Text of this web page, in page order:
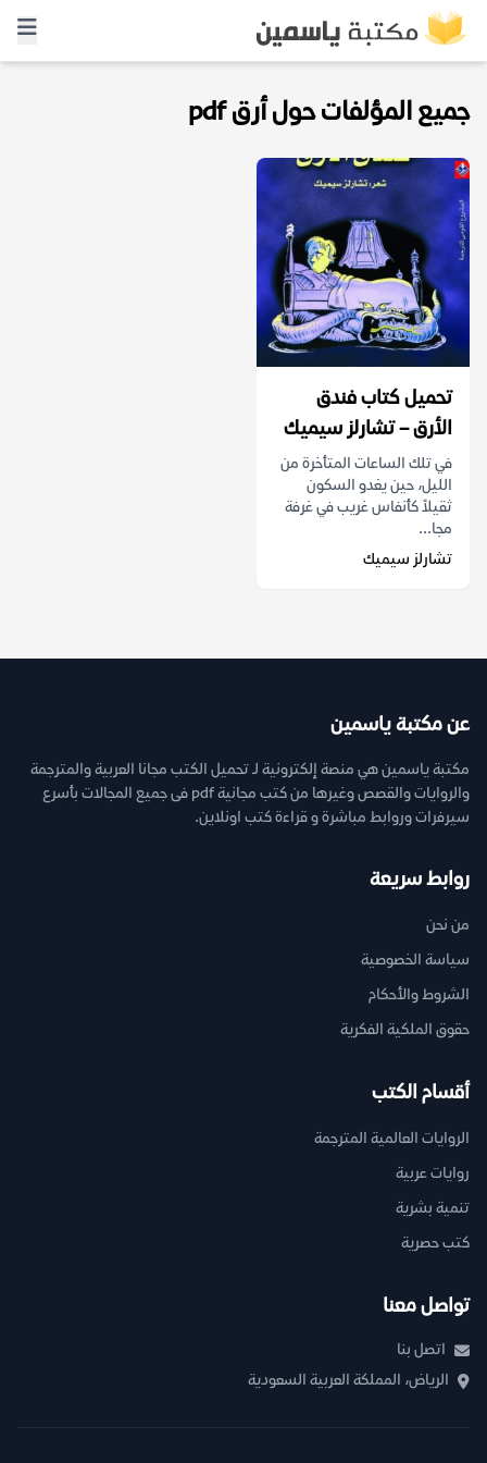
جميع المؤلفات حول أرق pdf
تحميل كتاب فندق
الأرق – تشارلز سيميك
في تلك الساعات المتأخرة من
الليل، حين يغدو السكون
ثقيلاً كأنفاس غريب في غرفة
مجا...
تشارلز سيميك
عن مكتبة ياسمين
مكتبة ياسمين هي منصة إلكترونية لـ تحميل الكتب مجانا العربية والمترجمة
والروايات والقصص وغيرها من كتب مجانية pdf فى جميع المجالات بأسرع
سيرفرات وروابط مباشرة و قراءة كتب اونلاين.
روابط سريعة
من نحن
سياسة الخصوصية
الشروط والأحكام
حقوق الملكية الفكرية
أقسام الكتب
الروايات العالمية المترجمة
روايات عربية
تنمية بشرية
كتب حصرية
تواصل معنا
اتصل بنا
الرياض، المملكة العربية السعودية